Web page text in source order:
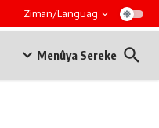
Ziman/Languag
Menûya Sereke